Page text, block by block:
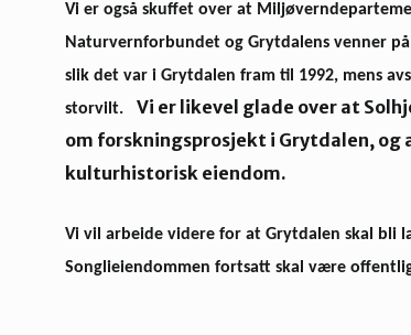
Vi er også skuffet over at
Naturvernforbundet og Grytdalens venner
slik det var i Grytdalen fram til 1992, mens
storvilt. Vi er likevel glade over at
om forskningsprosjekt i Grytdalen,
kulturhistorisk eiendom.
Vi vil arbeide videre for at Grytdalen skal bli
Songlieiendommen fortsatt skal være